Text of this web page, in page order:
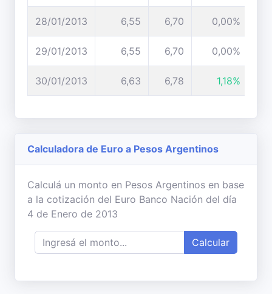
28/01/2013 6,55 6,70 0,00%
29/01/2013 6,55 6,70 0,00%
30/01/2013 6,63 6,78 1,18%
Calculadora de Euro a Pesos Argentinos
Calculá un monto en Pesos Argentinos en base
a la cotización del Euro Banco Nación del día
4 de Enero de 2013
Calcular